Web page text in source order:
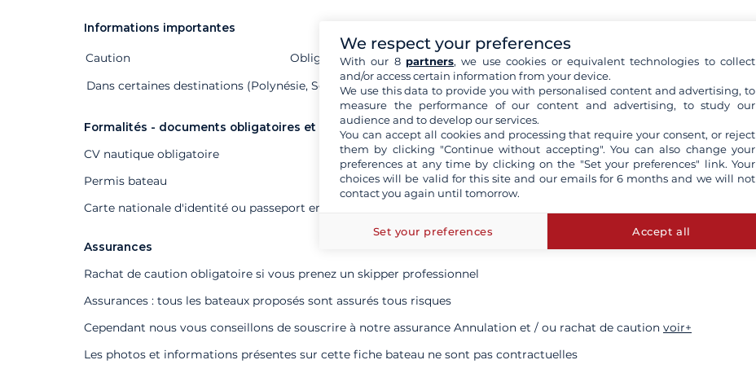
Informations importantes
Extras Statut
Caution Obligatoire 6 500 €
Dans certaines destinations (Polynésie, Seychelles, BVI) le skipper exige de dormir dans une cabine double.
Formalités - documents obligatoires et autres
CV nautique obligatoire
Permis bateau
Carte nationale d'identité ou passeport en cours de validité obligatoire
Assurances
Rachat de caution obligatoire si vous prenez un skipper professionnel
Assurances : tous les bateaux proposés sont assurés tous risques
Cependant nous vous conseillons de souscrire à notre assurance Annulation et / ou rachat de caution voir+
Les photos et informations présentes sur cette fiche bateau ne sont pas contractuelles
We respect your preferences
With our 8 partners, we use cookies or equivalent technologies to collect
and/or access certain information from your device.
We use this data to provide you with personalised content and advertising, to
measure the performance of our content and advertising, to study our
audience and to develop our services.
You can accept all cookies and processing that require your consent, or reject
them by clicking "Continue without accepting". You can also change your
preferences at any time by clicking on the "Set your preferences" link. Your
choices will be valid for this site and our emails for 6 months and we will not
contact you again until tomorrow.
Set your preferences Accept all